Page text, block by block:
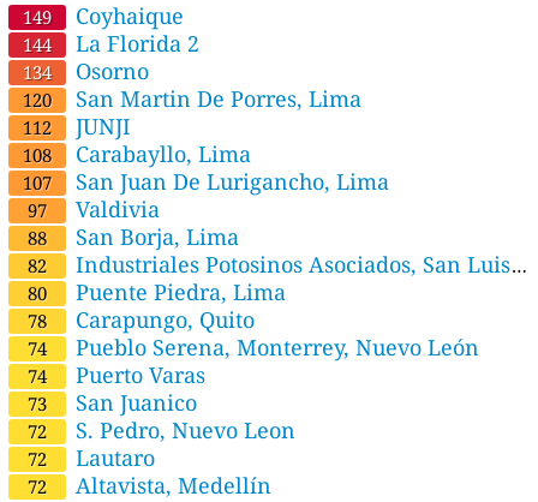
149 Coyhaique
144 La Florida 2
134 Osorno
120 San Martin De Porres, Lima
112 JUNJI
108 Carabayllo, Lima
107 San Juan De Lurigancho, Lima
97 Valdivia
88 San Borja, Lima
82
Industriales Potosinos Asociados, San Luis
Potosí Estatal, San Luis Potosí
80 Puente Piedra, Lima
78 Carapungo, Quito
74 Pueblo Serena, Monterrey, Nuevo León
74 Puerto Varas
73 San Juanico
72 S. Pedro, Nuevo Leon
72 Lautaro
72 Altavista, Medellín